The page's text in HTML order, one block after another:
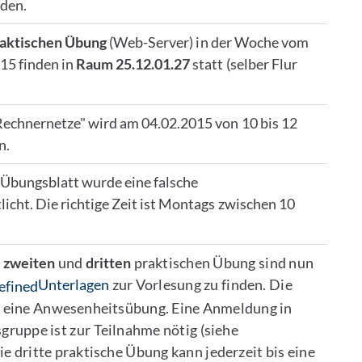
Übung(Web-Server) in der Woche vom
finden in Raum 25.12.01.27statt (selber Flur
wird am 04.02.2015 von 10 bis 12
wurde eine falsche
Die richtige Zeit ist Montags zwischen 10
zweiten und dritten praktischen Übung sind nun
Unterlagen zur Vorlesung zu finden. Die
Anwesenheitsübung. Eine Anmeldung in
ist zur Teilnahme nötig (siehe
dritte praktische Übung kann jederzeit bis eine